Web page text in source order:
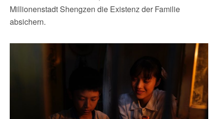
Millionenstadt Shengzen die Existenz der Familie
absichern.